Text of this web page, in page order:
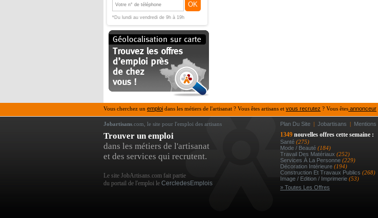
OK
*Du lundi au vendredi de 9h à 19h
Vous cherchez un emploi dans les métiers de l'artisanat ? Vous êtes artisans et vous recrutez ? Vous êtes annonceur
Jobartisans .com, le site pour l'emploi des artisans Plan Du Site | Jobartisans | Mentions
Trouver un emploi
dans les métiers de l'artisanat
et des services qui recrutent.
Le site JobArtisans.com fait partie
du portail de l'emploi le CercledesEmplois
1349 nouvelles offres cette semaine :
Santé (275)
Mode / Beauté (184)
Travail Des Matériaux (252)
Services À La Personne (229)
Décoration Intérieure (194)
Construction Et Travaux Publics (268)
Image / Edition / Imprimerie (53)
» Toutes Les Offres